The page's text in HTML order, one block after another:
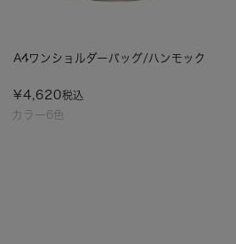
カラー6色
A4ワンショルダーバッグ/ハンモック
¥4,620税込